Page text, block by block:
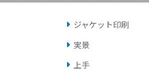
ジャケット印刷
実景
上手